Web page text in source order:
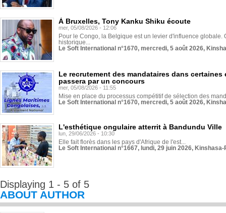
À Bruxelles, Tony Kanku Shiku écoute
mer, 05/08/2026 - 12:06
Pour le Congo, la Belgique est un levier d'influence globale.
historique...
Le Soft International n°1670, mercredi, 5 août 2026,
Le recrutement des mandataires dans
passera par un concours
mer, 05/08/2026 - 11:55
Mise en place du processus compétitif de sélection des
Le Soft International n°1670, mercredi, 5 août 2026,
L'esthétique ongulaire atterrit à Bandundu Ville
lun, 29/06/2026 - 10:30
Elle fait florès dans les pays d'Afrique de l'est...
Le Soft International n°1667, lundi, 29 juin 2026,
Displaying 1 - 5 of 5
ABOUT AUTHOR